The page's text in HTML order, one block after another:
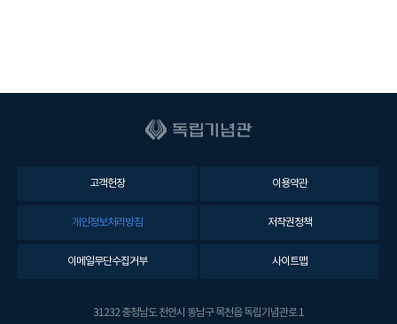
고객헌장 이용약관
개인정보처리방침 저작권정책
이메일무단수집거부 사이트맵
31232 충청남도 천안시 동남구 목천읍 독립기념관로 1